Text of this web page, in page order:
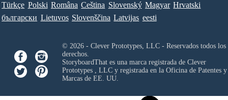
Türkçe Polski Româna Ceština Slovenský Magyar Hrvatski
български Lietuvos Slovenščina Latvijas eesti
© 2026 - Clever Prototypes, LLC - Reservados todos los
derechos.
StoryboardThat es una marca registrada de Clever
Prototypes , LLCy registrada en la Oficina de Patentes y
Marcas de EE. UU.